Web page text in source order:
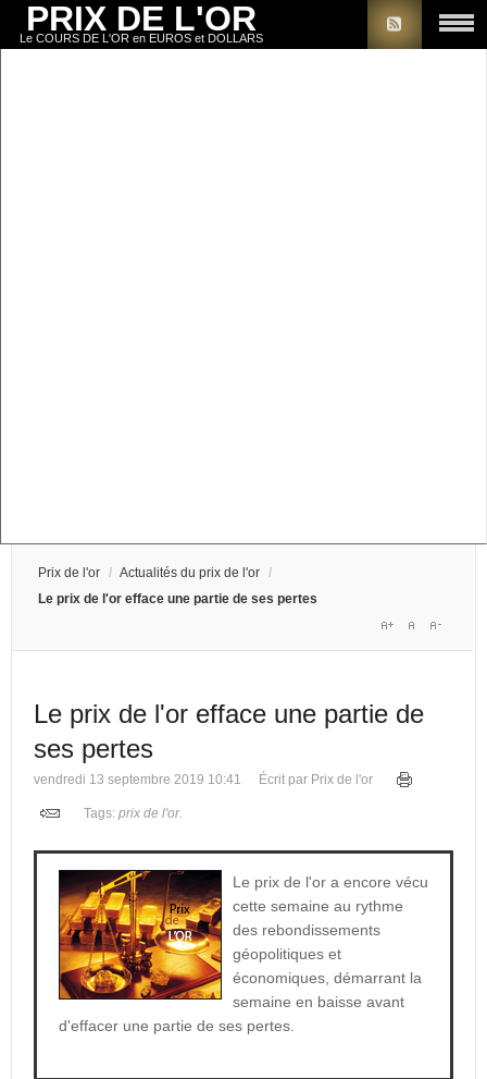
PRIX DE L'OR
Le COURS DE L'OR en EUROS et DOLLARS
Prix de l'or / Actualités du prix de l'or /
Le prix de l'or efface une partie de ses pertes
Le prix de l'or efface une partie de
ses pertes
vendredi 13 septembre 2019 10:41 Écrit par Prix de l'or
Tags: prix de l'or.
Le prix de l'or a encore vécu
cette semaine au rythme
des rebondissements
géopolitiques et
économiques, démarrant la
semaine en baisse avant
d'effacer une partie de ses pertes.